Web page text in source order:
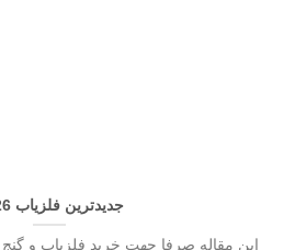
جدیدترین فلزیاب 2026
این مقاله صرفا جهت خرید فلزیاب و